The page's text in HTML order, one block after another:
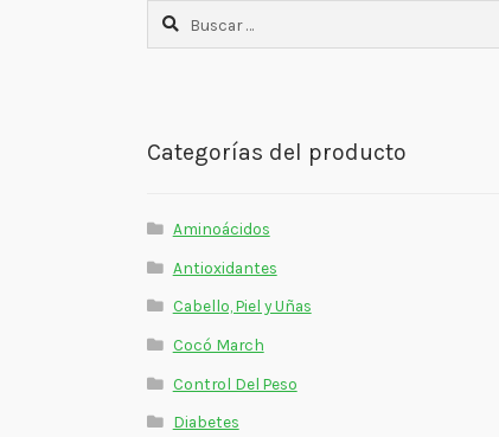
Buscar:
Categorías del producto
Aminoácidos
Antioxidantes
Cabello, Piel y Uñas
Cocó March
Control Del Peso
Diabetes